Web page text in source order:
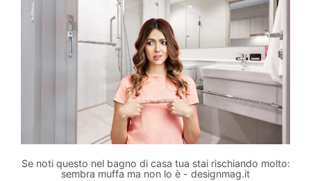
Se noti questo nel bagno di casa tua stai rischiando molto:
sembra muffa ma non lo è - designmag.it